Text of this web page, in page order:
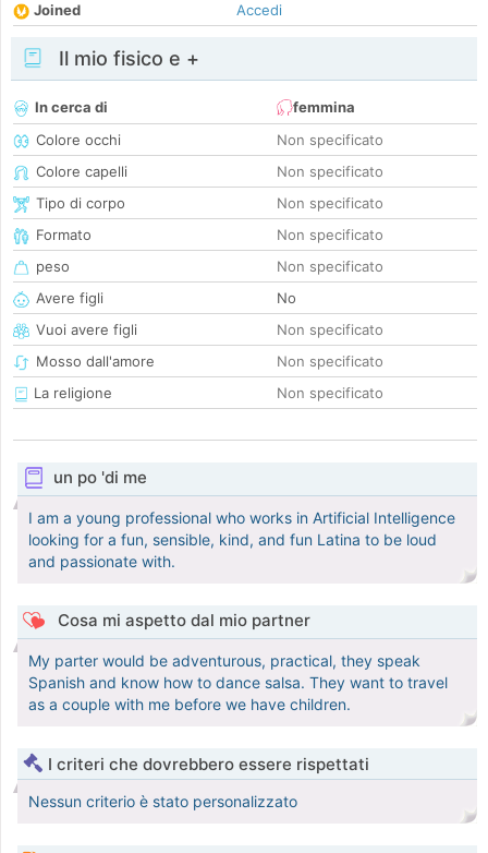
Joined
Accedi
Il mio fisico e +
In cerca di
femmina
Colore occhi
Non specificato
Colore capelli
Non specificato
Tipo di corpo
Non specificato
Formato
Non specificato
peso
Non specificato
Avere figli
No
Vuoi avere figli
Non specificato
Mosso dall'amore
Non specificato
La religione
Non specificato
un po 'di me
I am a young professional who works in Artificial Intelligence
looking for a fun, sensible, kind, and fun Latina to be loud
and passionate with.
Cosa mi aspetto dal mio partner
My parter would be adventurous, practical, they speak
Spanish and know how to dance salsa. They want to travel
as a couple with me before we have children.
I criteri che dovrebbero essere rispettati
Nessun criterio è stato personalizzato